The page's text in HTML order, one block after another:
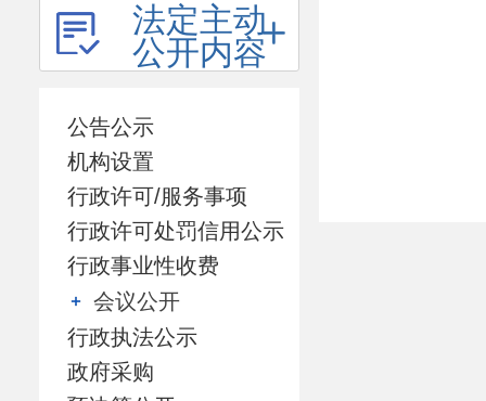
法定主动
公开内容
公告公示
机构设置
行政许可/服务事项
行政许可处罚信用公示
行政事业性收费
会议公开
行政执法公示
政府采购